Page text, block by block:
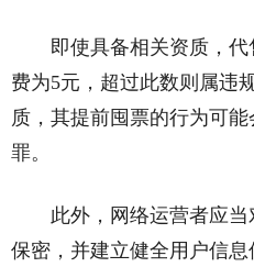
即使具备相关资质，代
费为5元，超过此数则属违
质，其提前囤票的行为可
罪。
此外，网络运营者应当
保密，并建立健全用户信